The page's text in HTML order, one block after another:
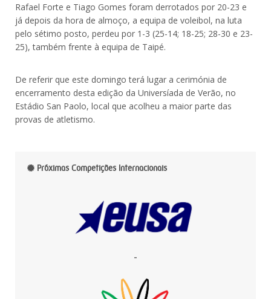
Rafael Forte e Tiago Gomes foram derrotados por 20-23 e
já depois da hora de almoço, a equipa de voleibol, na luta
pelo sétimo posto, perdeu por 1-3 (25-14; 18-25; 28-30 e 23-
25), também frente à equipa de Taipé.
De referir que este domingo terá lugar a cerimónia de
encerramento desta edição da Universíada de Verão, no
Estádio San Paolo, local que acolheu a maior parte das
provas de atletismo.
Próximas Competições Internacionais
-